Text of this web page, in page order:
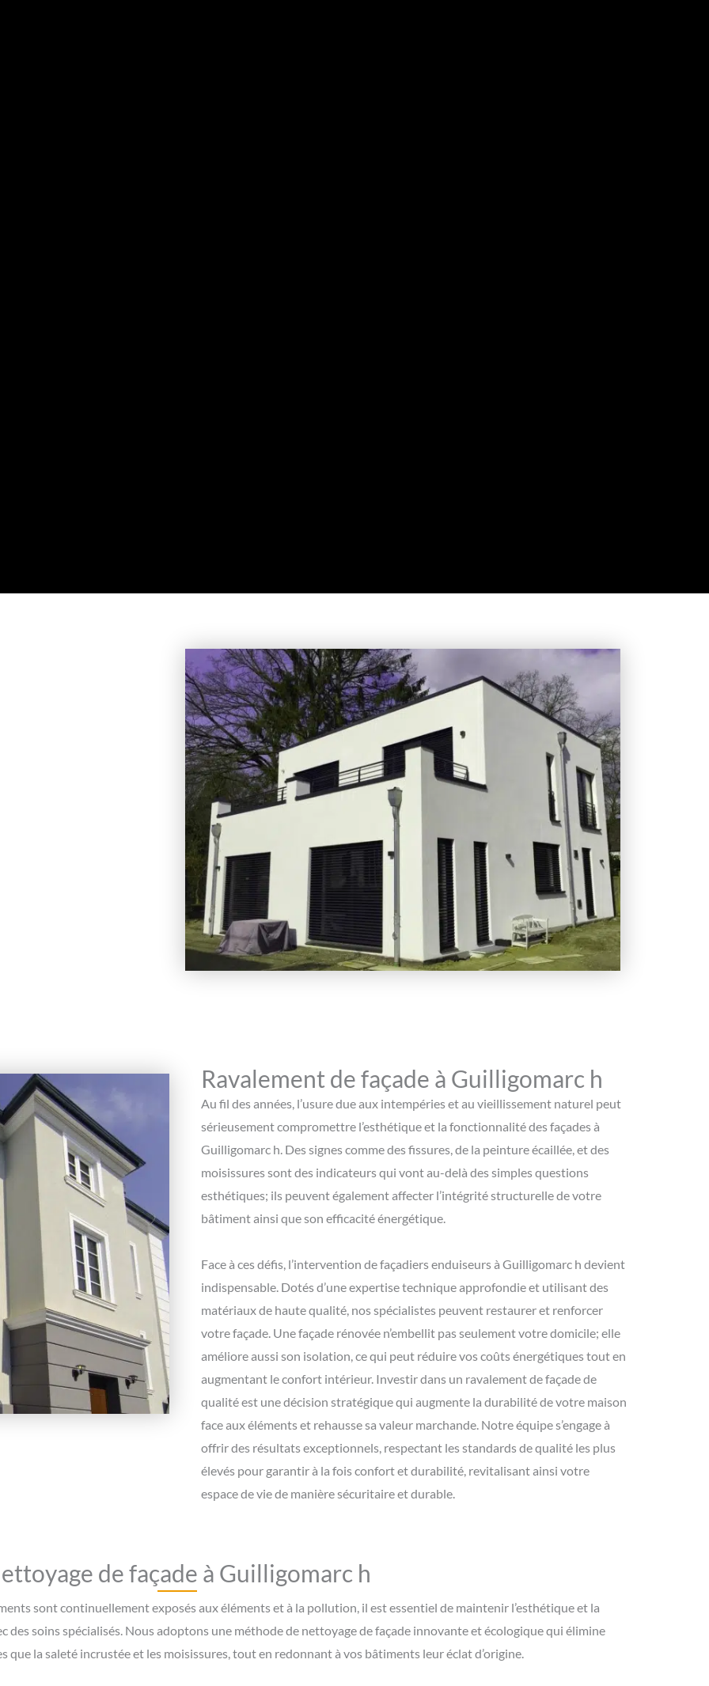
Ravalement de façade à Guilligomarc h
Au fil des années, l’usure due aux intempéries et au vieillissement naturel peut
sérieusement compromettre l’esthétique et la fonctionnalité des façades à
Guilligomarc h. Des signes comme des fissures, de la peinture écaillée, et des
moisissures sont des indicateurs qui vont au-delà des simples questions
esthétiques; ils peuvent également affecter l’intégrité structurelle de votre
bâtiment ainsi que son efficacité énergétique.
Face à ces défis, l’intervention de façadiers enduiseurs à Guilligomarc h devient
indispensable. Dotés d’une expertise technique approfondie et utilisant des
matériaux de haute qualité, nos spécialistes peuvent restaurer et renforcer
votre façade. Une façade rénovée n’embellit pas seulement votre domicile; elle
améliore aussi son isolation, ce qui peut réduire vos coûts énergétiques tout en
augmentant le confort intérieur. Investir dans un ravalement de façade de
qualité est une décision stratégique qui augmente la durabilité de votre maison
face aux éléments et rehausse sa valeur marchande. Notre équipe s’engage à
offrir des résultats exceptionnels, respectant les standards de qualité les plus
élevés pour garantir à la fois confort et durabilité, revitalisant ainsi votre
espace de vie de manière sécuritaire et durable.
de façade à Guilligomarc h
sont continuellement exposés aux éléments et à la pollution, il est essentiel de maintenir l’esthétique et la
des soins spécialisés. Nous adoptons une méthode de nettoyage de façade innovante et écologique qui élimine
que la saleté incrustée et les moisissures, tout en redonnant à vos bâtiments leur éclat d’origine.